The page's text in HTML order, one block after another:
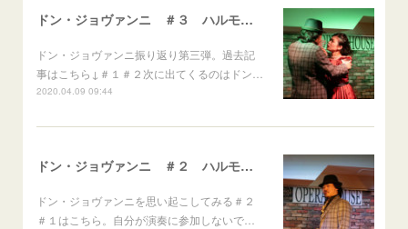
ドン・ジョヴァンニ ＃３ ハルモニームジーク vol.15
ドン・ジョヴァンニ振り返り第三弾。過去記
事はこちら↓＃１＃２次に出てくるのはドン…
2020.04.09 09:44
ドン・ジョヴァンニ ＃２ ハルモニームジーク vol.15
ドン・ジョヴァンニを思い起こしてみる＃２
＃１はこちら。自分が演奏に参加しないで…